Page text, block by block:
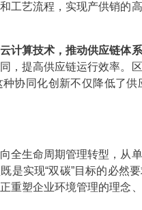
工艺流程，实现产供销的
计算技术，推动供应链体
，提高供应链运行效率。
协同化创新不仅降低了
生命周期管理转型，从
是实现“双碳”目标的必然
重塑企业环境管理的理念